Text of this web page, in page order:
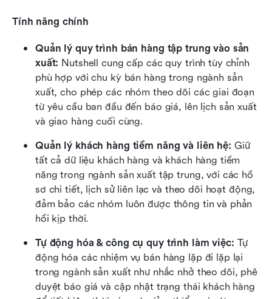
Tính năng chính
Quản lý quy trình bán hàng tập trung vào sản
xuất: Nutshell cung cấp các quy trình tùy chỉnh
phù hợp với chu kỳ bán hàng trong ngành sản
xuất, cho phép các nhóm theo dõi các giai đoạn
từ yêu cầu ban đầu đến báo giá, lên lịch sản xuất
và giao hàng cuối cùng.
Quản lý khách hàng tiềm năng và liên hệ: Giữ
tất cả dữ liệu khách hàng và khách hàng tiềm
năng trong ngành sản xuất tập trung, với các hồ
sơ chi tiết, lịch sử liên lạc và theo dõi hoạt động,
đảm bảo các nhóm luôn được thông tin và phản
hồi kịp thời.
Tự động hóa & công cụ quy trình làm việc: Tự
động hóa các nhiệm vụ bán hàng lặp đi lặp lại
trong ngành sản xuất như nhắc nhở theo dõi, phê
duyệt báo giá và cập nhật trạng thái khách hàng